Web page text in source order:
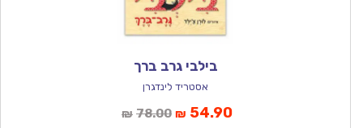
בילבי גרב ברך
אסטריד לינדגרן
₪ 78.00המחיר
₪ 54.90המחיר